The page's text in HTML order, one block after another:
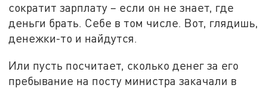
сократит зарплату – если он не знает, где
деньги брать. Себе в том числе. Вот, глядишь,
денежки-то и найдутся.
Или пусть посчитает, сколько денег за его
пребывание на посту министра закачали в